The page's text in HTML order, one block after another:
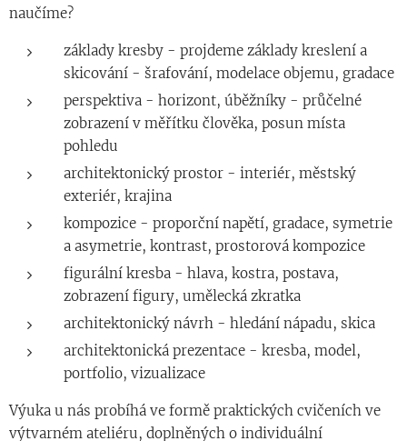
naučíme?
základy kresby - projdeme základy kreslení a
skicování - šrafování, modelace objemu, gradace
perspektiva - horizont, úběžníky - průčelné
zobrazení v měřítku člověka, posun místa
pohledu
architektonický prostor - interiér, městský
exteriér, krajina
kompozice - proporční napětí, gradace, symetrie
a asymetrie, kontrast, prostorová kompozice
figurální kresba - hlava, kostra, postava,
zobrazení figury, umělecká zkratka
architektonický návrh - hledání nápadu, skica
architektonická prezentace - kresba, model,
portfolio, vizualizace
Výuka u nás probíhá ve formě praktických cvičeních ve
výtvarném ateliéru, doplněných o individuální